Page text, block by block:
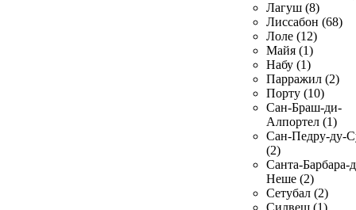
Лагуш (8)
Лиссабон (68)
Лоле (12)
Майя (1)
Набу (1)
Парражил (2)
Порту (10)
Сан-Браш-ди-
Алпортел (1)
Сан-Педру-ду-
(2)
Санта-Барбара-
Неше (2)
Сетубал (2)
Силвеш (1)